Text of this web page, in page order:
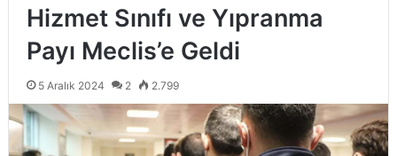
Hizmet Sınıfı ve Yıpranma
Payı Meclis’e Geldi
5 Aralık 2024 2 2.799